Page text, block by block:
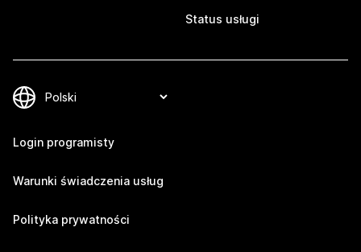
Status usługi
Login programisty
Warunki świadczenia usług
Polityka prywatności